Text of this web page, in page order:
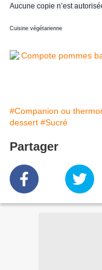
Aucune copie n’est
Cuisine végétarienne
#Companion ou
dessert #Sucré
Partager